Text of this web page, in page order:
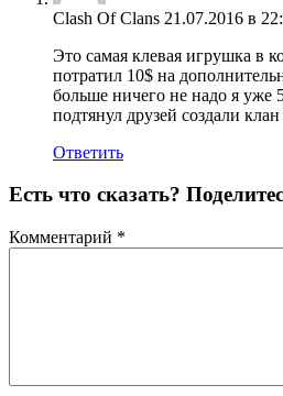
Clash Of Clans 21.07.2016 в
Это самая клевая игрушка в
потратил 10$ на
больше ничего не надо я уже
подтянул друзей создали
Ответить
Есть что сказать?
Комментарий *